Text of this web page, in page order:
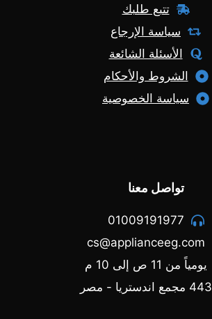
تتبع طلبك
سياسة الإرجاع
الأسئلة الشائعة
الشروط والأحكام
سياسة الخصوصية
تواصل معنا
01009191977
cs@applianceeg.com
يومياً من 11 ص إلى 10 م
443 مجمع اندستريا - مصر